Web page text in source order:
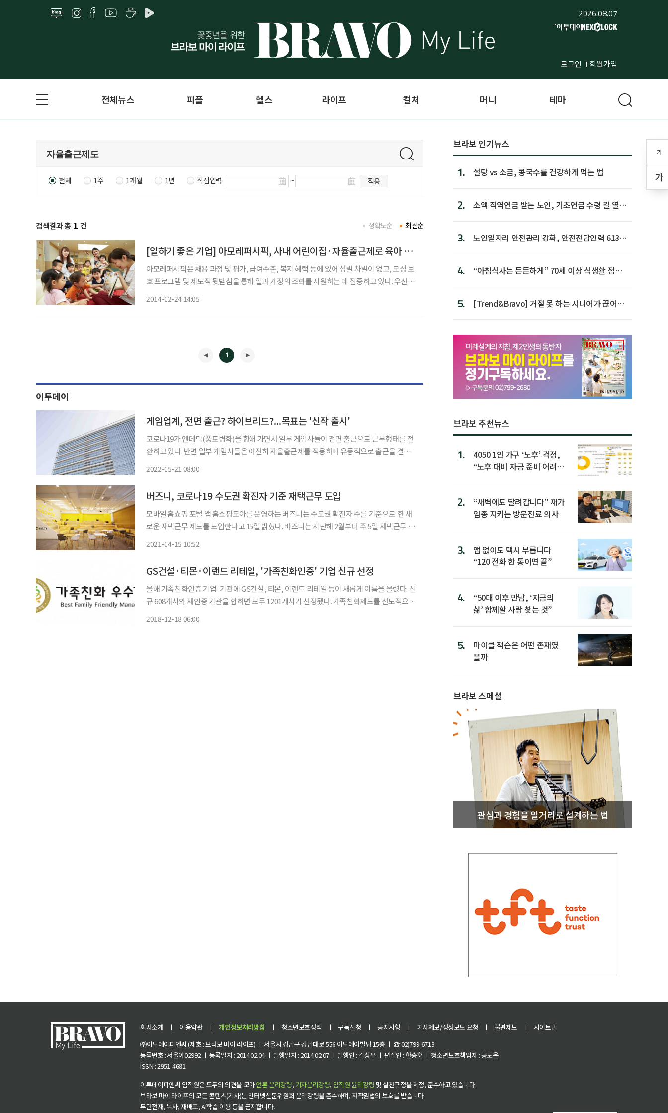
2026.08.07
로그인 회원가입
가
가
전체뉴스 피플 헬스 라이프 컬처 머니 테마
전체 1주 1개월 1년 직접입력 ~ 적용
검색결과 총 1 건 최신순
정확도순
[일하기 좋은 기업] 아모레퍼시픽, 사내 어린이집·자율출근제로 육아 고민 끝
아모레퍼시픽은 채용 과정 및 평가, 급여수준, 복지 혜택 등에 있어 성별 차별이 없고, 모성 보
호 프로그램 및 제도적 뒷받침을 통해 일과 가정의 조화를 지원하는 데 집중하고 있다. 우선 서
2014-02-24 14:05
1
이투데이
게임업계, 전면 출근? 하이브리드?...목표는 '신작 출시'
코로나19가 엔데믹(풍토병화)을 향해 가면서 일부 게임사들이 전면 출근으로 근무형태를 전
환하고 있다. 반면 일부 게임사들은 여전히 자율출근제를 적용하며 유동적으로 출근을 결정
2022-05-21 08:00
버즈니, 코로나19 수도권 확진자 기준 재택근무 도입
모바일 홈쇼핑 포털 앱 홈쇼핑모아를 운영하는 버즈니는 수도권 확진자 수를 기준으로 한 새
로운 재택근무 제도를 도입한다고 15일 밝혔다. 버즈니는 지난해 2월부터 주 5일 재택근무 및
2021-04-15 10:52
GS건설·티몬·이랜드 리테일, '가족친화인증' 기업 신규 선정
올해 가족친화인증 기업·기관에 GS건설, 티몬, 이랜드 리테일 등이 새롭게 이름을 올렸다. 신
규 608개사와 재인증 기관을 합하면 모두 1201개사가 선정됐다. 가족친화제도를 선도적으로
2018-12-18 06:00
브라보 인기뉴스
1. 설탕 vs 소금, 콩국수를 건강하게 먹는 법
2.
소액 직역연금 받는 노인, 기초연금 수령 길 열린
3.
노인일자리 안전관리 강화, 안전전담인력 613명
4.
“아침식사는 든든하게” 70세 이상 식생활 점수
5.
[Trend&Bravo] 거절 못 하는 시니어가 끊어야
브라보 추천뉴스
1.
4050 1인 가구 ‘노후’ 걱정,
“노후 대비 자금 준비 어려
2.
“새벽에도 달려갑니다” 재가
임종 지키는 방문진료 의사
3.
앱 없이도 택시 부릅니다
“120 전화 한 통이면 끝”
4.
“50대 이후 만남, ‘지금의
삶’ 함께할 사람 찾는 것”
5.
마이클 잭슨은 어떤 존재였
을까
브라보 스페셜
관심과 경험을 일거리로 설계하는 법
회사소개 ㅣ 이용약관 ㅣ 개인정보처리방침 ㅣ 청소년보호정책 ㅣ 구독신청 ㅣ 공지사항 ㅣ 기사제보/정정보도 요청 ㅣ 불편제보 ㅣ
사이트맵
㈜이투데이피엔씨 (제호 : 브라보 마이 라이프) ㅣ 서울시 강남구 강남대로 556 이투데이빌딩 15층 ㅣ ☎ 02)799-6713
등록번호 : 서울아02992 ㅣ 등록일자 : 2014.02.04 ㅣ 발행일자 : 2014.02.07 ㅣ 발행인 : 김상우 ㅣ 편집인 : 한승훈 ㅣ 청소년보호책임자 : 공도윤
ISSN : 2951-4681
이투데이피엔씨 임직원은 모두의 의견을 모아언론 윤리강령, 기자윤리강령, 임직원 윤리강령 및 실천규정을 제정, 준수하고 있습니다.
브라보 마이 라이프의 모든 콘텐츠(기사)는 인터넷신문위원회 윤리강령을 준수하며, 저작권법의 보호를 받습니다.
무단전재, 복사, 재배포, AI학습 이용 등을 금지합니다.